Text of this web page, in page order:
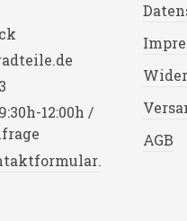
12:00h /
.
AGB